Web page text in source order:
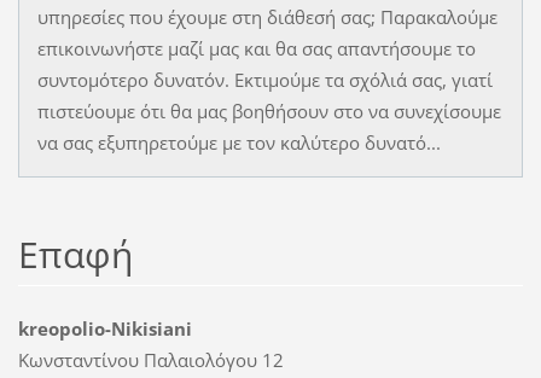
υπηρεσίες που έχουμε στη διάθεσή σας; Παρακαλούμε
επικοινωνήστε μαζί μας και θα σας απαντήσουμε το
συντομότερο δυνατόν. Εκτιμούμε τα σχόλιά σας, γιατί
πιστεύουμε ότι θα μας βοηθήσουν στο να συνεχίσουμε
να σας εξυπηρετούμε με τον καλύτερο δυνατό...
Επαφή
kreopolio-Nikisiani
Κωνσταντίνου Παλαιολόγου 12